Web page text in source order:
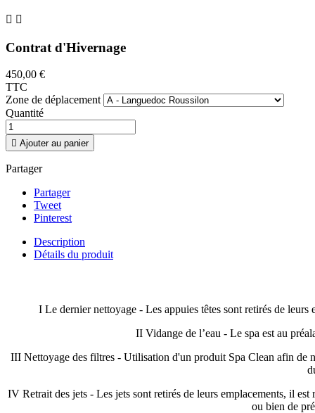
 
Contrat d'Hivernage
450,00 €
TTC
Zone de déplacement
Quantité
 Ajouter au panier
Partager
Partager
Tweet
Pinterest
Description
Détails du produit
I Le dernier nettoyage - Les appuies têtes sont retirés de
II Vidange de l’eau - Le spa est au
III Nettoyage des filtres - Utilisation d'un produit Spa Clean afin de
IV Retrait des jets - Les jets sont retirés de leurs emplacements, il
ou bien de